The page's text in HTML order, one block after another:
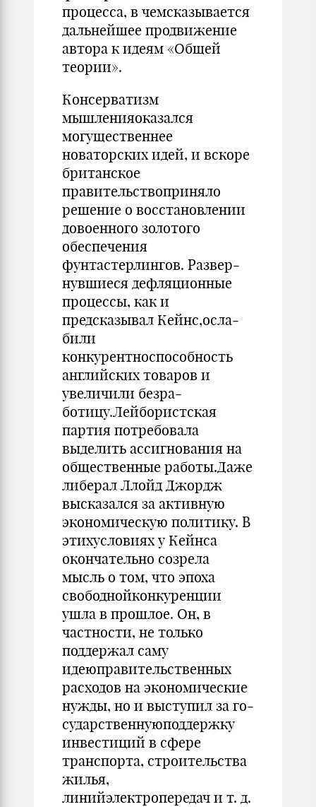
процесса, в чемсказывается
дальнейшее продвижение
автора к идеям «Общей
теории».
Консерватизм
мышленияоказался
могущественнее
новаторских идей, и вскоре
британское
правительствоприняло
решение о восста­новлении
довоенного золотого
обеспечения
фунтастерлингов. Развер­
нувшиеся дефляционные
процессы, как и
предсказывал Кейнс,осла­
били
конкурентноспособность
английских товаров и
увеличили безра­
ботицу.Лейбористская
партия потребовала
выделить ассигнования на
общественные работы.Даже
либерал Ллойд Джордж
высказался за активную
экономическую политику. В
этихусловиях у Кейнса
оконча­тельно созрела
мысль о том, что эпоха
свободнойконкуренции
ушла в прошлое. Он, в
частности, не только
поддержал саму
идеюправи­тельственных
расходов на экономические
нужды, но и выступил за го­
сударственнуюподдержку
инвестиций в сфере
транспорта, строитель­ства
жилья,
линийэлектропередач и т. д.